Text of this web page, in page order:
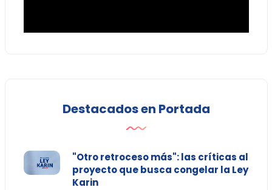
Destacados en Portada
"Otro retroceso más": las críticas al
proyecto que busca congelar la Ley
Karin